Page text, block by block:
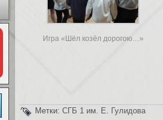
Игра «Шёл козёл дорогою…»
Метки: СГБ 1 им. Е. Гулидова